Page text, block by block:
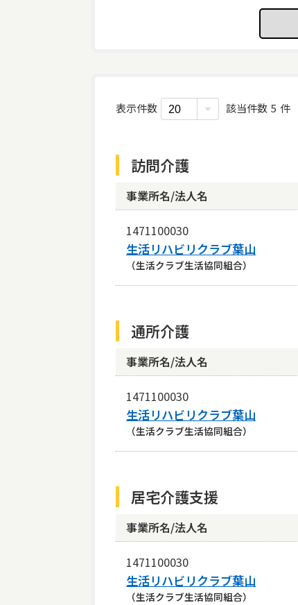
その他条件
共生型サービス
評価を受けている
表示件数 該当件数 5 件
訪問介護
事業所名/法人名
1471100030
生活リハビリクラブ葉山
（生活クラブ生活協同組合）
通所介護
事業所名/法人名
1471100030
生活リハビリクラブ葉山
（生活クラブ生活協同組合）
居宅介護支援
事業所名/法人名
1471100030
生活リハビリクラブ葉山
（生活クラブ生活協同組合）